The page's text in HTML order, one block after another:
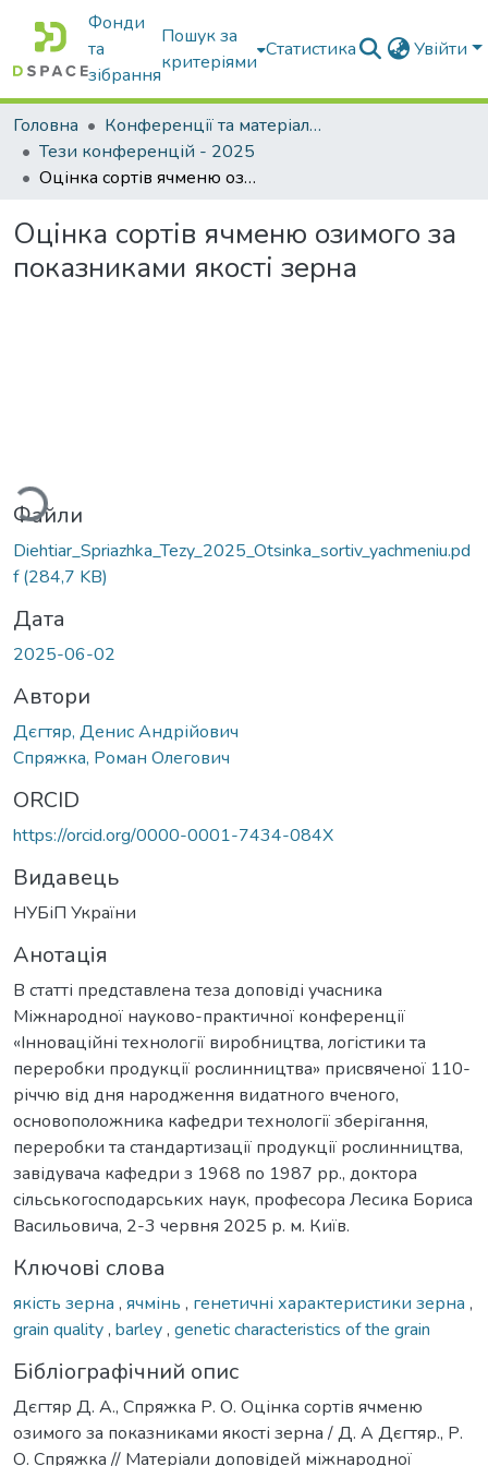
Фонди
та
зібрання
Пошук за
критеріями
Статистика Увійти
Головна
Конференції та матеріали конференцій
Тези конференцій - 2025
Оцінка сортів ячменю озимого за показниками якості зерна
Оцінка сортів ячменю озимого за
показниками якості зерна
Файли
Diehtiar_Spriazhka_Tezy_2025_Otsinka_sortiv_yachmeniu.pd
f(284,7 KB)
Дата
2025-06-02
Автори
Дєгтяр, Денис Андрійович
Спряжка, Роман Олегович
ORCID
https://orcid.org/0000-0001-7434-084X
Видавець
НУБіП України
Анотація
В статті представлена теза доповіді учасника
Міжнародної науково-практичної конференції
«Інноваційні технології виробництва, логістики та
переробки продукції рослинництва» присвяченої 110-
річчю від дня народження видатного вченого,
основоположника кафедри технології зберігання,
переробки та стандартизації продукції рослинництва,
завідувача кафедри з 1968 по 1987 рр., доктора
сільськогосподарських наук, професора Лесика Бориса
Васильовича, 2-3 червня 2025 р. м. Київ.
Ключові слова
якість зерна , ячмінь , генетичні характеристики зерна ,
grain quality, barley, genetic characteristics of the grain
Бібліографічний опис
Дєгтяр Д. А., Спряжка Р. О. Оцінка сортів ячменю
озимого за показниками якості зерна / Д. А Дєгтяр., Р.
О. Спряжка // Матеріали доповідей міжнародної